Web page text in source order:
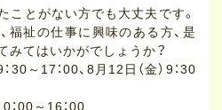
ことがない方でも大丈夫です。
福祉の仕事に興味のある方、是
みてはいかがでしょうか？
30～17：00、8月12日（金）9：30
：00～16：00